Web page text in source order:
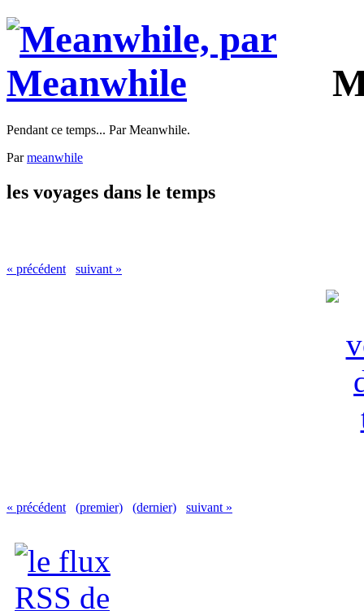
Pendant ce temps... Par Meanwhile.
Parmeanwhile
les voyages dans le temps
« précédent suivant »
« précédent (premier) (dernier) suivant »